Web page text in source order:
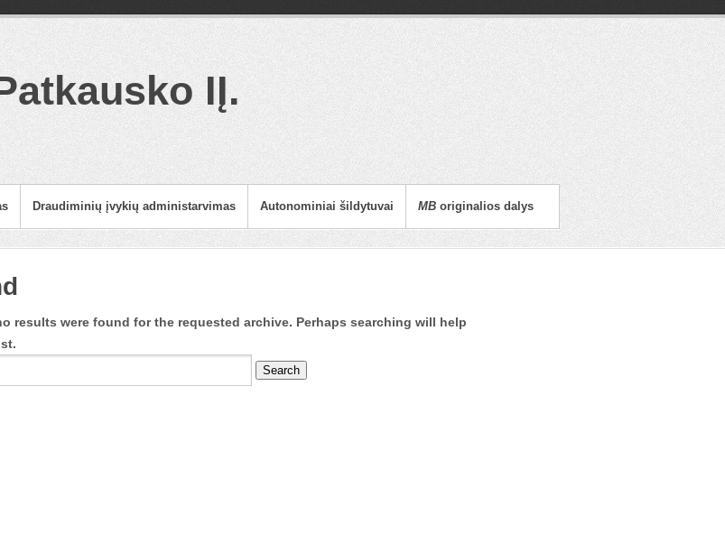
IĮ.
Draudiminių įvykių administarvimas Autonominiai šildytuvai MB originalios dalys
results were found for the requested archive. Perhaps searching will help
Search